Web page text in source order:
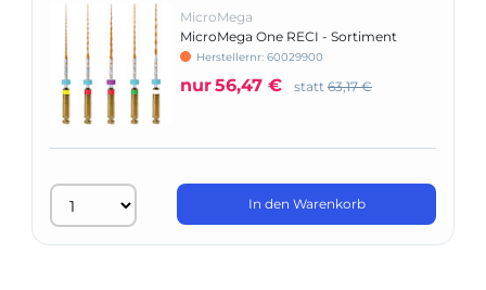
MicroMega
MicroMega One RECI - Sortiment
Herstellernr: 60029900
nur56,47 € statt 63,17 €
In den Warenkorb